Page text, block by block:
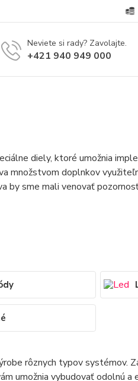
Neviete si rady? Zavolajte.
+421 940 949 000
diely, ktoré umožnia
množstvom doplnkov
by sme mali venovať
rôznych typov systémov.
umožnia vybudovať odolnú